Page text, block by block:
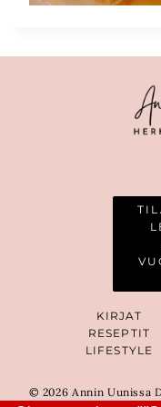
KIRJAT
RESEPTIT
LIFESTYLE
© 2026 Annin Uunissa